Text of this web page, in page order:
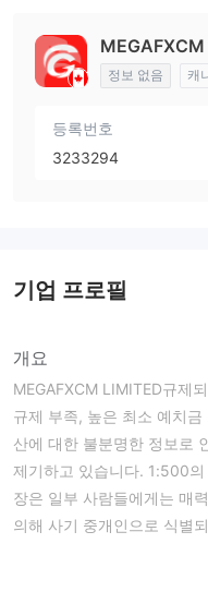
정보 없음 캐
등록번호
3233294
기업 프로필
개요
MEGAFXCM LIMITED규제
규제 부족, 높은 최소 예치
산에 대한 불분명한 정보로
제기하고 있습니다. 1:500
장은 일부 사람들에게는 매
의해 사기 중개인으로 식별